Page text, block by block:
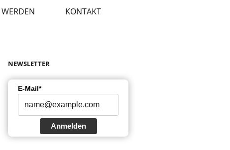
KONTAKT
NEWSLETTER
E-Mail*
Anmelden